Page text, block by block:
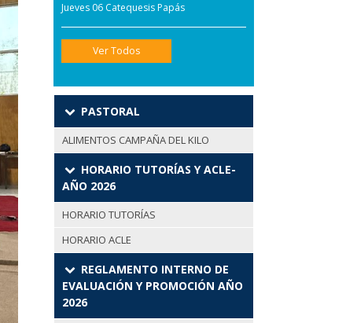
Jueves 06 Catequesis Papás
Ver Todos
PASTORAL
ALIMENTOS CAMPAÑA DEL KILO
HORARIO TUTORÍAS Y ACLE-
AÑO 2026
HORARIO TUTORÍAS
HORARIO ACLE
REGLAMENTO INTERNO DE
EVALUACIÓN Y PROMOCIÓN AÑO
2026